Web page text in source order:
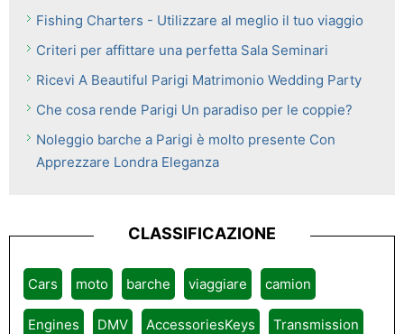
Fishing Charters - Utilizzare al meglio il tuo viaggio
Criteri per affittare una perfetta Sala Seminari
Ricevi A Beautiful Parigi Matrimonio Wedding Party
Che cosa rende Parigi Un paradiso per le coppie?
Noleggio barche a Parigi è molto presente Con
Apprezzare Londra Eleganza
CLASSIFICAZIONE
Cars moto barche viaggiare camion
Engines DMV AccessoriesKeys Transmission